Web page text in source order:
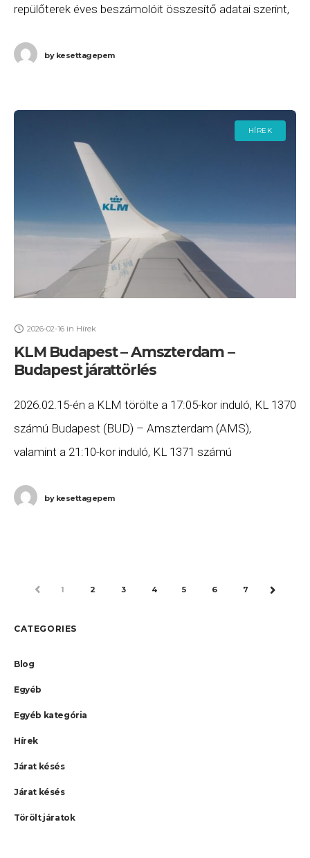
repülőterek éves beszámolóit összesítő adatai szerint,
Európa legforgalmasabb repülőtere, ahol több, mint
bykesettagepem
HÍREK
2026-02-16 in Hírek
KLM Budapest – Amszterdam –
Budapest járattörlés
2026.02.15-én a KLM törölte a 17:05-kor induló, KL 1370
számú Budapest (BUD) – Amszterdam (AMS),
valamint a 21:10-kor induló, KL 1371 számú
valamelyik
bykesettagepem
PREV1 2 3 4 5 6 7 NEXT
CATEGORIES
Blog
Egyéb
Egyéb kategória
Hírek
Járat késés
Járat késés
Törölt járatok